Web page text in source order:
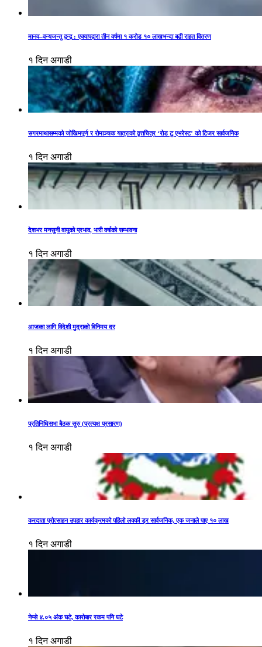
मानव–वन्यजन्तु द्वन्द्व : एक्यापद्वारा तीन वर्षमा १ करोड १० लाखभन्दा बढी राहत वितरण
१ दिन अगाडी
सगरमाथासम्मको जोखिमपूर्ण र रोमाञ्चक यात्राको वृत्तचित्र ‘रोड टु एभरेस्ट’ को टिजर सार्वजनिक
१ दिन अगाडी
देशभर मनसुनी वायुको प्रभाव, भारी वर्षाको सम्भावना
१ दिन अगाडी
आजका लागि विदेशी मुद्राको विनिमय दर
१ दिन अगाडी
प्रतिनिधिसभा बैठक सुरु (प्रत्यक्ष प्रसारण)
१ दिन अगाडी
करदाता प्रोत्साहन उपहार कार्यक्रमको पहिलो लक्की ड्र सार्वजनिक, एक जनाले पाए १० लाख
१ दिन अगाडी
नेप्से ४.०५ अंक घटे, कारोबार रकम पनि घटे
१ दिन अगाडी